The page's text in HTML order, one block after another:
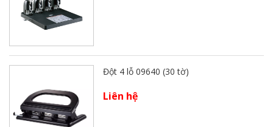
Đột 4 lỗ 09640 (30 tờ)
Liên hệ